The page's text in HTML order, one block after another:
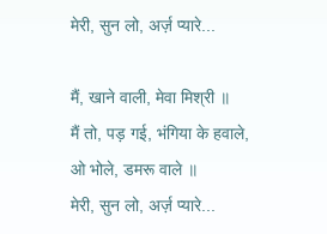
मेरी, सुन लो, अर्ज़ प्यारे...
मैं, खाने वाली, मेवा मिश्री ॥
मैं तो, पड़ गई, भंगिया के हवाले,
ओ भोले, डमरू वाले ॥
मेरी, सुन लो, अर्ज़ प्यारे...